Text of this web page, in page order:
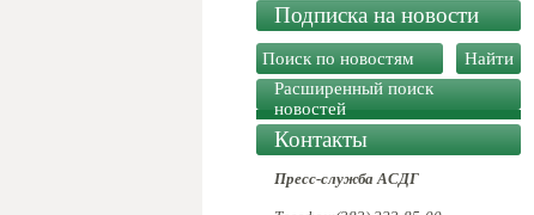
Подписка на новости
Расширенный поиск
новостей
Контакты
Пресс-служба АСДГ